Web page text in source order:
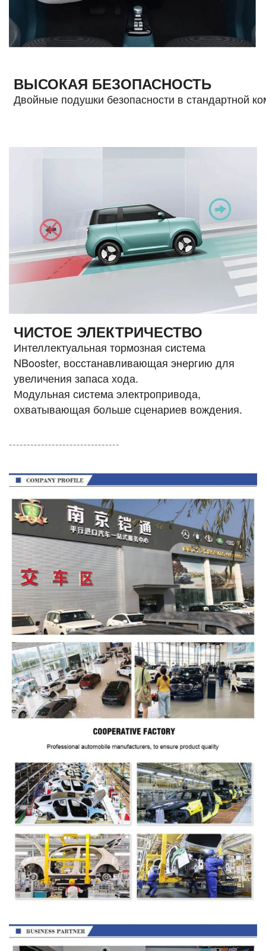
ВЫСОКАЯ БЕЗОПАСНОСТЬ
Двойные подушки безопасности в стандартной
ЧИСТОЕ ЭЛЕКТРИЧЕСТВО
Интеллектуальная тормозная система
NBooster, восстанавливающая энергию для
увеличения запаса хода.
Модульная система электропривода,
охватывающая больше сценариев вождения.
-------------------------------